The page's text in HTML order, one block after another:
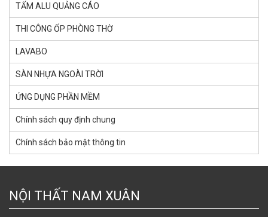
TẤM ALU QUẢNG CÁO
THI CÔNG ỐP PHÒNG THỜ
LAVABO
SÀN NHỰA NGOÀI TRỜI
ỨNG DỤNG PHẦN MỀM
Chính sách quy định chung
Chính sách bảo mật thông tin
NỘI THẤT NAM XUÂN